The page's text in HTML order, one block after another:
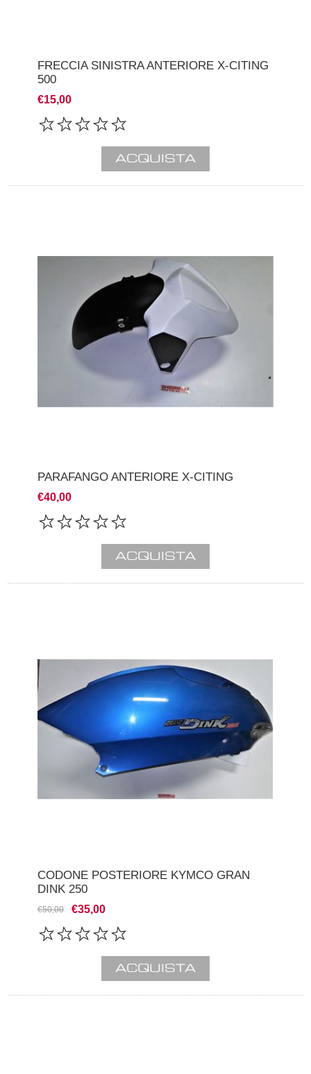
FRECCIA SINISTRA ANTERIORE X-CITING
500
€15,00
PARAFANGO ANTERIORE X-CITING
€40,00
CODONE POSTERIORE KYMCO GRAN
DINK 250
€50,00 €35,00